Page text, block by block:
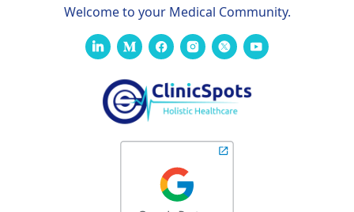
Welcome to your Medical Community.